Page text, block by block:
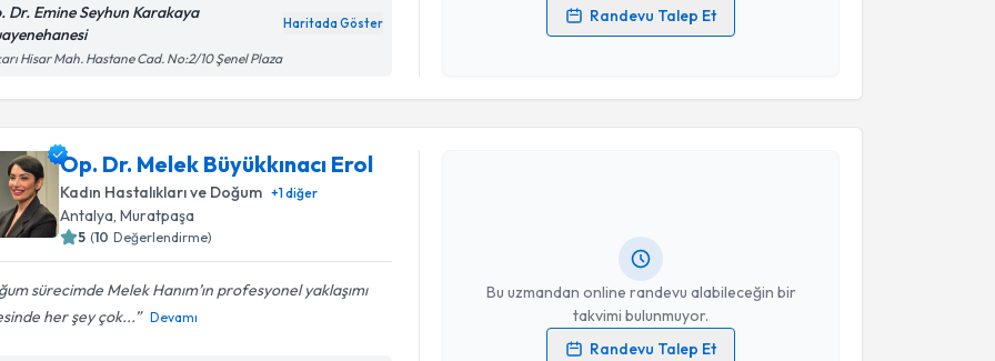
Dr. Emine Seyhun Karakaya
Haritada Göster
Hisar Mah. Hastane Cad. No:2/10 Şenel Plaza
Randevu Talep Et
Kişisel verilerimin işlenmesine ilişkinAydınlatma Metni
Op. Dr. Melek Büyükkınacı Erol
Kadın Hastalıkları ve Doğum +1diğer
Antalya , Muratpaşa
5 (10 Değerlendirme)
sürecimde Melek Hanım’ın profesyonel yaklaşımı
her şey çok...
Devamı
Bu uzmandan online randevu alabileceğin bir
takvimi bulunmuyor.
Randevu Talep Et
Randevu Takvimi Talebi